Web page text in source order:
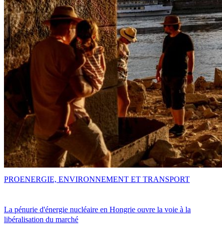
La pénurie d'énergie nucléaire en Hongrie ouvre la voie à la
libéralisation du marché
PROENERGIE, ENVIRONNEMENT ET TRANSPORT